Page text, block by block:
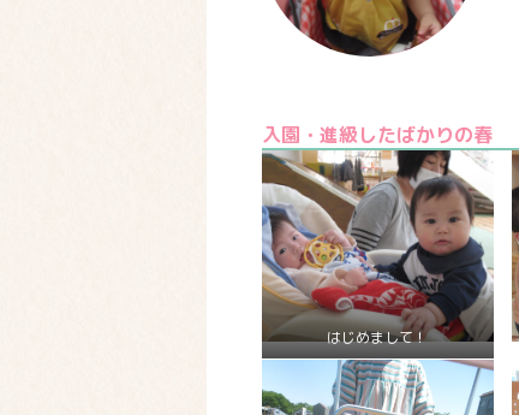
入園・進級したばかりの春
はじめまして！